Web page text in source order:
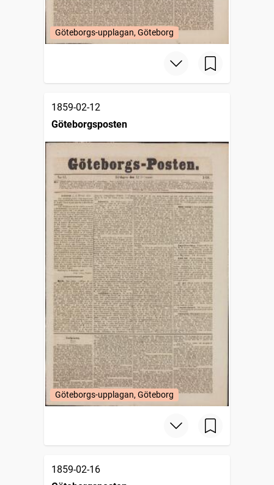
Göteborgs-upplagan, Göteborg
1859-02-12
Göteborgsposten
Göteborgs-upplagan, Göteborg
1859-02-16